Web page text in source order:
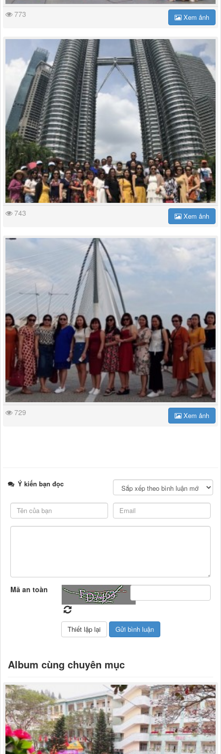
773 Xem ảnh
743 Xem ảnh
729 Xem ảnh
Ý kiến bạn đọc
Mã an toàn
Album cùng chuyên mục